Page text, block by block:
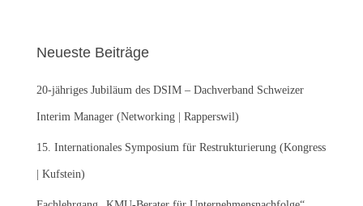
n
a
c
:
Neueste Beiträge
20-jähriges Jubiläum des DSIM – Dachverband Schweizer
Interim Manager (Networking | Rapperswil)
15. Internationales Symposium für Restrukturierung (Kongress
| Kufstein)